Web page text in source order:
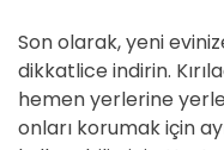
Son olarak, yeni
dikkatlice indirin.
hemen yerlerine
onları korumak için